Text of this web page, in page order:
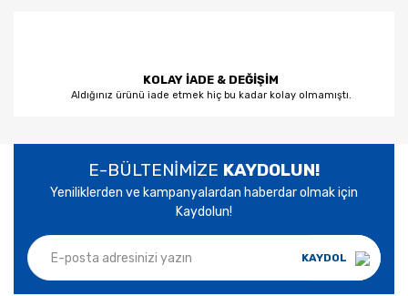
KOLAY İADE & DEĞİŞİM
Aldığınız ürünü iade etmek hiç bu kadar kolay olmamıştı.
E-BÜLTENİMİZE KAYDOLUN!
Yeniliklerden ve kampanyalardan haberdar olmak için
Kaydolun!
KAYDOL